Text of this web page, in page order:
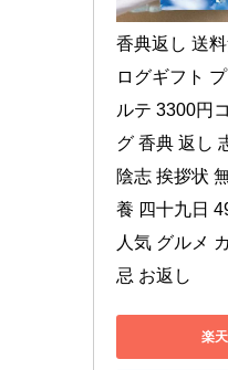
香典返し 送
ログギフト
ルテ 3300円
グ 香典 返し
陰志 挨拶状
養 四十九日
人気 グルメ
忌 お返し
楽